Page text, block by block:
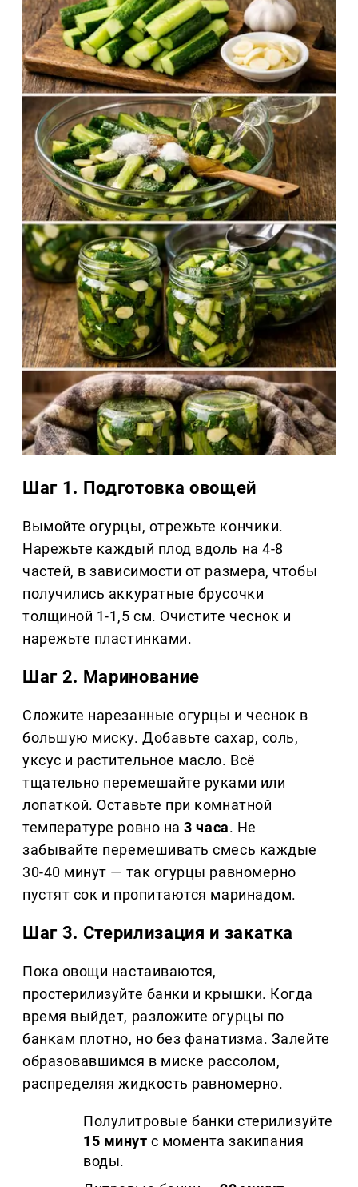
Шаг 1. Подготовка овощей
Вымойте огурцы, отрежьте кончики.
Нарежьте каждый плод вдоль на 4-8
частей, в зависимости от размера, чтобы
получились аккуратные брусочки
толщиной 1-1,5 см. Очистите чеснок и
нарежьте пластинками.
Шаг 2. Маринование
Сложите нарезанные огурцы и чеснок в
большую миску. Добавьте сахар, соль,
уксус и растительное масло. Всё
тщательно перемешайте руками или
лопаткой. Оставьте при комнатной
температуре ровно на3 часа. Не
забывайте перемешивать смесь каждые
30-40 минут — так огурцы равномерно
пустят сок и пропитаются маринадом.
Шаг 3. Стерилизация и закатка
Пока овощи настаиваются,
простерилизуйте банки и крышки. Когда
время выйдет, разложите огурцы по
банкам плотно, но без фанатизма. Залейте
образовавшимся в миске рассолом,
распределяя жидкость равномерно.
Полулитровые банки стерилизуйте
15 минут с момента закипания
воды.